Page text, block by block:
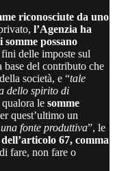
riconosciute da uno
l’Agenzia ha
somme possano
delle imposte sul
del contributo che
società, e “tale
dello spirito di
le somme
quest’ultimo un
fonte produttiva”, le
dell’articolo 67, comma
fare, non fare o